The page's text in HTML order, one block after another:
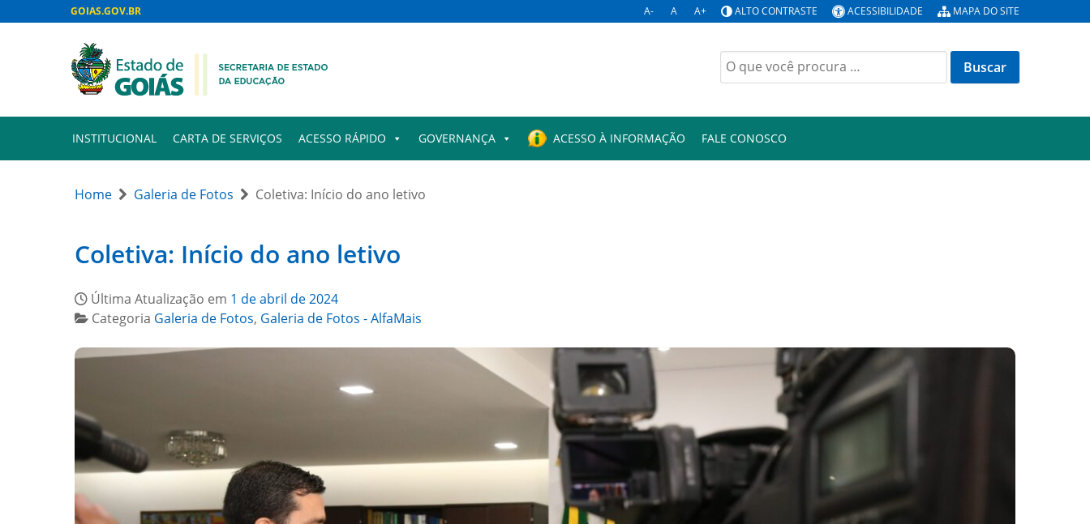
GOIAS.GOV.BR A- A A+ ALTO CONTRASTE ACESSIBILIDADE MAPA DO SITE
Buscar
por:
INSTITUCIONAL CARTA DE SERVIÇOS ACESSO RÁPIDO GOVERNANÇA ACESSO À INFORMAÇÃO FALE CONOSCO
Home Galeria de Fotos Coletiva: Início do ano letivo
Coletiva: Início do ano letivo
Última Atualização em 1 de abril de 2024
Categoria Galeria de Fotos, Galeria de Fotos - AlfaMais